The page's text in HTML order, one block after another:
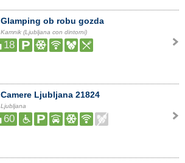
Glamping ob robu gozda
Kamnik (Ljubljana con dintorni)
18
Camere Ljubljana 21824
Ljubljana
60